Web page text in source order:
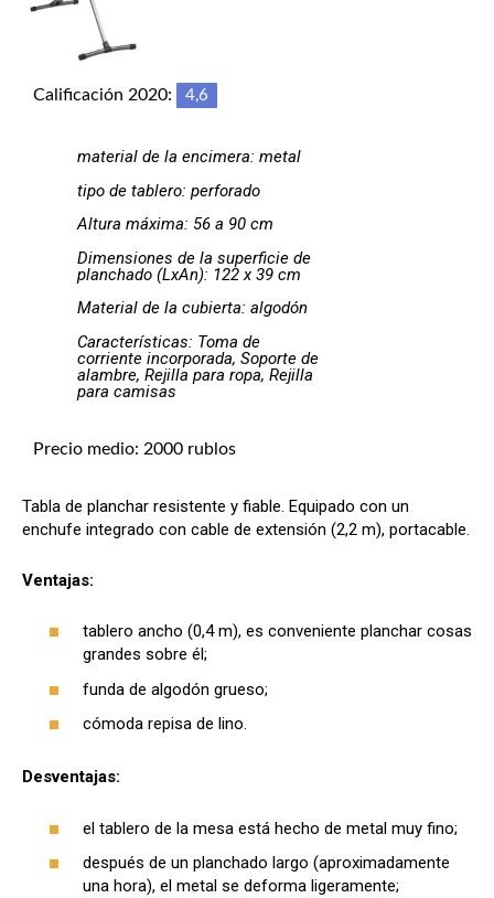
Calificación 2020: 4,6
material de la encimera: metal
tipo de tablero: perforado
Altura máxima: 56 a 90 cm
Dimensiones de la superficie de
planchado (LxAn): 122 x 39 cm
Material de la cubierta: algodón
Características: Toma de
corriente incorporada, Soporte de
alambre, Rejilla para ropa, Rejilla
para camisas
Precio medio: 2000 rublos
Tabla de planchar resistente y fiable. Equipado con un
enchufe integrado con cable de extensión (2,2 m), portacable.
Ventajas:
tablero ancho (0,4 m), es conveniente planchar cosas
grandes sobre él;
funda de algodón grueso;
cómoda repisa de lino.
Desventajas:
el tablero de la mesa está hecho de metal muy fino;
después de un planchado largo (aproximadamente
una hora), el metal se deforma ligeramente;